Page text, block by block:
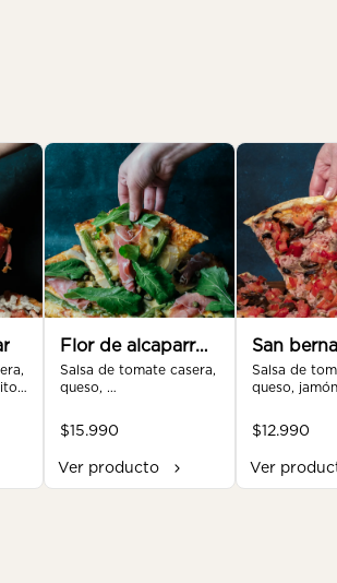
Flor de alcaparra
familiar
Salsa de tomate casera,
queso,
alcaparras, rúcula,
jamón serrano.
$15.990
Ver producto
San
familiar
Salsa de
queso,
pimentón,
orégano.
$12.990
Ver